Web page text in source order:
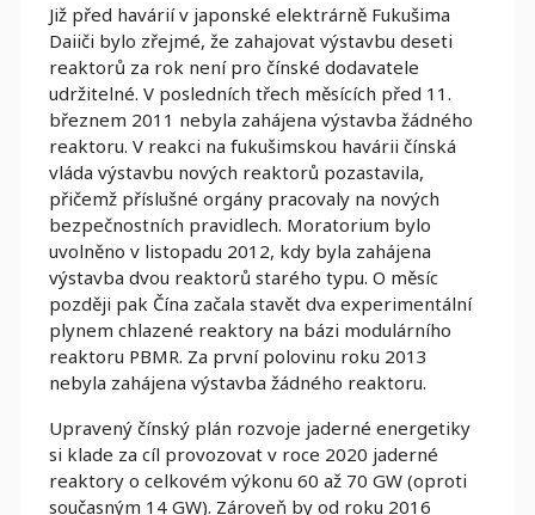
Již před havárií v japonské elektrárně Fukušima
Daiiči bylo zřejmé, že zahajovat výstavbu deseti
reaktorů za rok není pro čínské dodavatele
udržitelné. V posledních třech měsících před 11.
březnem 2011 nebyla zahájena výstavba žádného
reaktoru. V reakci na fukušimskou havárii čínská
vláda výstavbu nových reaktorů pozastavila,
přičemž příslušné orgány pracovaly na nových
bezpečnostních pravidlech. Moratorium bylo
uvolněno v listopadu 2012, kdy byla zahájena
výstavba dvou reaktorů starého typu. O měsíc
později pak Čína začala stavět dva experimentální
plynem chlazené reaktory na bázi modulárního
reaktoru PBMR. Za první polovinu roku 2013
nebyla zahájena výstavba žádného reaktoru.
Upravený čínský plán rozvoje jaderné energetiky
si klade za cíl provozovat v roce 2020 jaderné
reaktory o celkovém výkonu 60 až 70 GW (oproti
současným 14 GW). Zároveň by od roku 2016